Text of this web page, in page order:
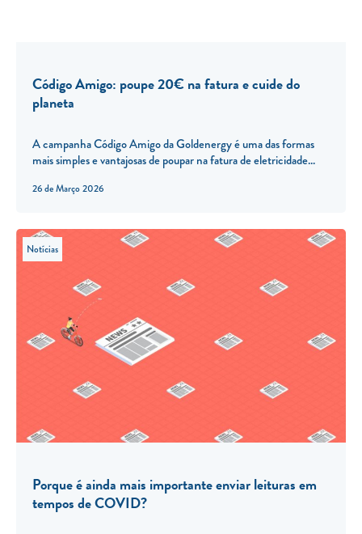
26 de Março 2026
Código Amigo: poupe 20€ na fatura e cuide do
planeta
A campanha Código Amigo da Goldenergy é uma das formas
mais simples e vantajosas de poupar na fatura de eletricidade...
Notícias
Porque é ainda mais importante enviar leituras em
tempos de COVID?